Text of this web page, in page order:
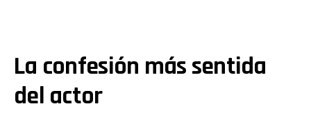
La confesión más sentida
del actor